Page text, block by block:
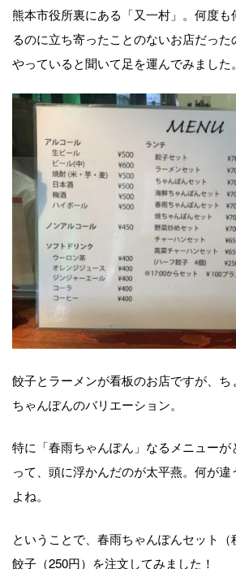
熊本市役所裏にある「又一村」。何度
るのに立ち寄ったことのないお店だっ
やっていると聞いて足を運んでみました。
餃子とラーメンが看板のお店ですが、
ちゃんぽんのバリエーション。
特に「春雨ちゃんぽん」なるメニュー
って、頭に浮かんだのが太平燕。何が
よね。
ということで、春雨ちゃんぽんセット（
餃子（250円）を注文してみました！